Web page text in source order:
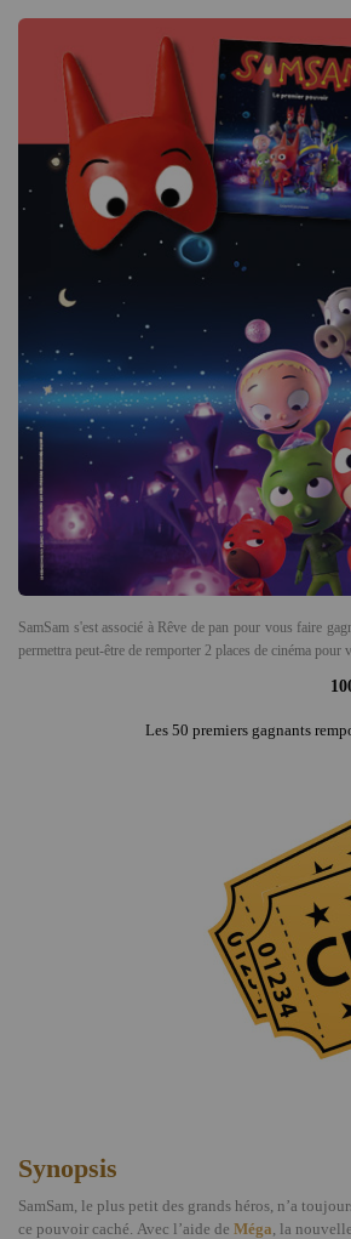
SamSam s'est associé à Rêve de pan pour vous faire
permettra peut-être de remporter 2 places de cinéma
Les 50 premiers gagnants
Synopsis
SamSam, le plus petit des grands héros, n’a
ce pouvoir caché. Avec l’aide de Méga , la